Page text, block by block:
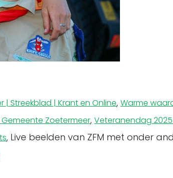
Streekblad | Krant en Online, Warme
Zoetermeer, Veteranendag
, Live beelden van ZFM met onder